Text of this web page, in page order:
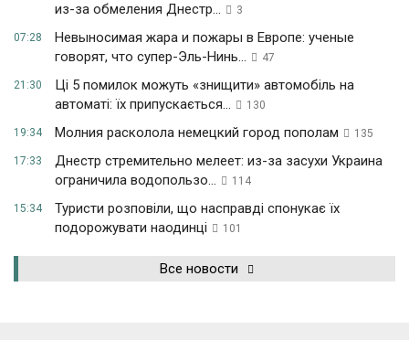
из-за обмеления Днестр...
3
07:28
Невыносимая жара и пожары в Европе: ученые
говорят, что супер-Эль-Нинь...
47
21:30
Ці 5 помилок можуть «знищити» автомобіль на
автоматі: їх припускається...
130
19:34 Молния расколола немецкий город пополам 135
17:33
Днестр стремительно мелеет: из-за засухи Украина
ограничила водопользо...
114
15:34
Туристи розповіли, що насправді спонукає їх
подорожувати наодинці
101
Все новости